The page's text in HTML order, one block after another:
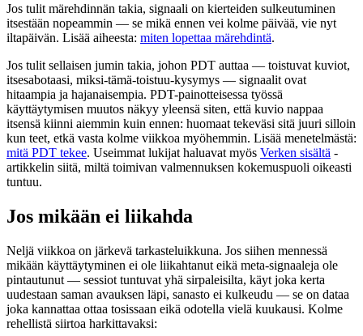
Jos tulit märehdinnän takia, signaali on kierteiden sulkeutuminen
itsestään nopeammin — se mikä ennen vei kolme päivää, vie nyt
iltapäivän. Lisää aiheesta: miten lopettaa märehdintä.
Jos tulit sellaisen jumin takia, johon PDT auttaa — toistuvat kuviot,
itsesabotaasi, miksi-tämä-toistuu-kysymys — signaalit ovat
hitaampia ja hajanaisempia. PDT-painotteisessa työssä
käyttäytymisen muutos näkyy yleensä siten, että kuvio nappaa
itsensä kiinni aiemmin kuin ennen: huomaat tekeväsi sitä juuri silloin
kun teet, etkä vasta kolme viikkoa myöhemmin. Lisää menetelmästä:
mitä PDT tekee. Useimmat lukijat haluavat myös Verken sisältä -
artikkelin siitä, miltä toimivan valmennuksen kokemuspuoli oikeasti
tuntuu.
Jos mikään ei liikahda
Neljä viikkoa on järkevä tarkasteluikkuna. Jos siihen mennessä
mikään käyttäytyminen ei ole liikahtanut eikä meta-signaaleja ole
pintautunut — sessiot tuntuvat yhä sirpaleisilta, käyt joka kerta
uudestaan saman avauksen läpi, sanasto ei kulkeudu — se on dataa
joka kannattaa ottaa tosissaan eikä odotella vielä kuukausi. Kolme
rehellistä siirtoa harkittavaksi: